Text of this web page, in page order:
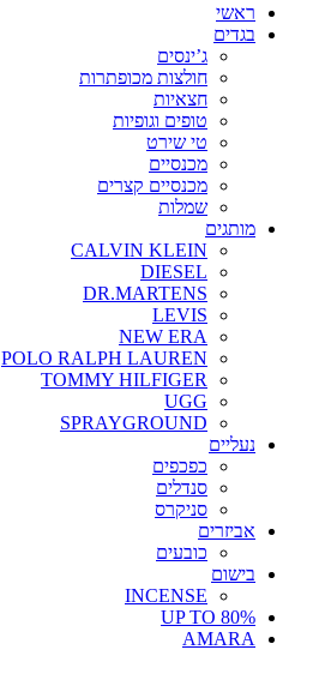
ראשי
בגדים
ג’ינסים
חולצות מכופתרות
חצאיות
טופים וגופיות
טי שירט
מכנסיים
מכנסיים קצרים
שמלות
מותגים
CALVIN KLEIN
DIESEL
DR.MARTENS
LEVIS
NEW ERA
POLO RALPH LAUREN
TOMMY HILFIGER
UGG
SPRAYGROUND
נעליים
כפכפים
סנדלים
סניקרס
אביזרים
כובעים
בישום
INCENSE
UP TO 80%
AMARA